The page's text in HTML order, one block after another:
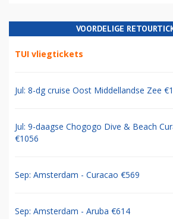
VOORDELIGE
TUI vliegtickets
Jul: 8-dg cruise Oost Middellandse Zee
Jul: 9-daagse Chogogo Dive & Beach
€1056
Sep: Amsterdam - Curacao €569
Sep: Amsterdam - Aruba €614